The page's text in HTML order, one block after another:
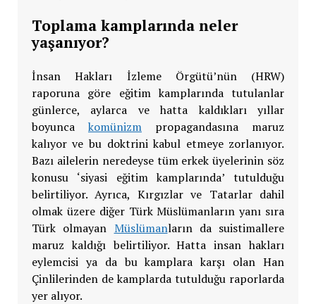
Toplama kamplarında neler
yaşanıyor?
İnsan Hakları İzleme Örgütü’nün (HRW)
raporuna göre eğitim kamplarında tutulanlar
günlerce, aylarca ve hatta kaldıkları yıllar
boyunca komünizmpropagandasına maruz
kalıyor ve bu doktrini kabul etmeye zorlanıyor.
Bazı ailelerin neredeyse tüm erkek üyelerinin söz
konusu ‘siyasi eğitim kamplarında’ tutulduğu
belirtiliyor. Ayrıca, Kırgızlar ve Tatarlar dahil
olmak üzere diğer Türk Müslümanların yanı sıra
Türk olmayan Müslümanların da suistimallere
maruz kaldığı belirtiliyor. Hatta insan hakları
eylemcisi ya da bu kamplara karşı olan Han
Çinlilerinden de kamplarda tutulduğu raporlarda
yer alıyor.